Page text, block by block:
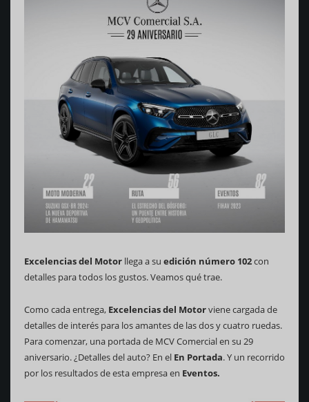
Excelencias del Motor llega a su edición número 102con
detalles para todos los gustos. Veamos qué trae.
Como cada entrega, Excelencias del Motorviene cargada de
detalles de interés para los amantes de las dos y cuatro ruedas.
Para comenzar, una portada de MCV Comercial en su 29
aniversario. ¿Detalles del auto? En el En Portada. Y un recorrido
por los resultados de esta empresa en Eventos.